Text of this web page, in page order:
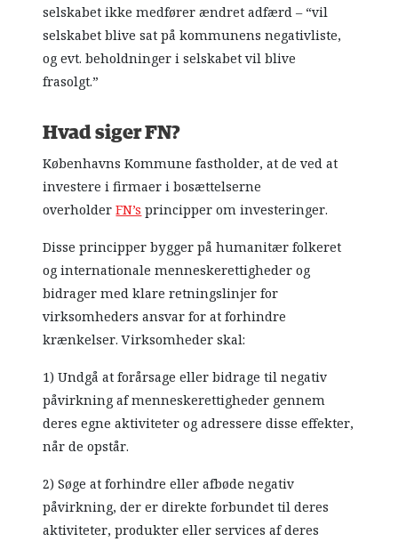
selskabet ikke medfører ændret adfærd – “vil
selskabet blive sat på kommunens negativliste,
og evt. beholdninger i selskabet vil blive
frasolgt.”
Hvad siger FN?
Københavns Kommune fastholder, at de ved at
investere i firmaer i bosættelserne
overholderFN’s principper om investeringer.
Disse principper bygger på humanitær folkeret
og internationale menneskerettigheder og
bidrager med klare retningslinjer for
virksomheders ansvar for at forhindre
krænkelser. Virksomheder skal:
1) Undgå at forårsage eller bidrage til negativ
påvirkning af menneskerettigheder gennem
deres egne aktiviteter og adressere disse effekter,
når de opstår.
2) Søge at forhindre eller afbøde negativ
påvirkning, der er direkte forbundet til deres
aktiviteter, produkter eller services af deres